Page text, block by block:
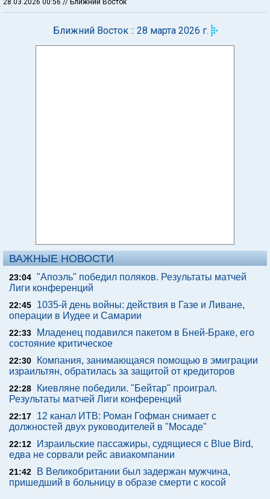
28.03.2026 00:56 // Ближний Восток
Ближний Восток :: 28 марта 2026 г.
ВАЖНЫЕ НОВОСТИ
23:04 "Апоэль" победил поляков. Результаты матчей
Лиги конференций
22:45
1035-й день войны: действия в Газе и Ливане,
операции в Иудее и Самарии
22:33
Младенец подавился пакетом в Бней-Браке, его
состояние критическое
22:30
Компания, занимающаяся помощью в эмиграции
израильтян, обратилась за защитой от кредиторов
22:28
Киевляне победили. "Бейтар" проиграл.
Результаты матчей Лиги конференций
22:17
12 канал ИТВ: Роман Гофман снимает с
должностей двух руководителей в "Мосаде"
22:12
Израильские пассажиры, судящиеся с Blue Bird,
едва не сорвали рейс авиакомпании
21:42
В Великобритании был задержан мужчина,
пришедший в больницу в образе смерти с косой